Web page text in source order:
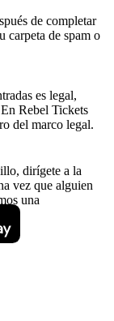
de completar
carpeta de spam o
es legal,
Rebel Tickets
del marco legal.
dirígete a la
vez que alguien
una